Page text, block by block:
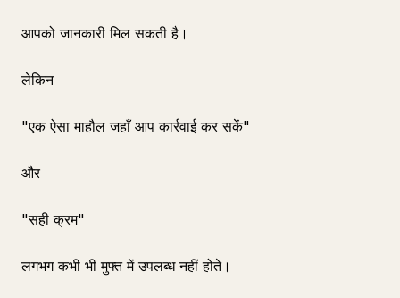
आपको जानकारी मिल सकती है।
लेकिन
"एक ऐसा माहौल जहाँ आप कार्रवाई कर सकें"
और
"सही क्रम"
लगभग कभी भी मुफ्त में उपलब्ध नहीं होते।